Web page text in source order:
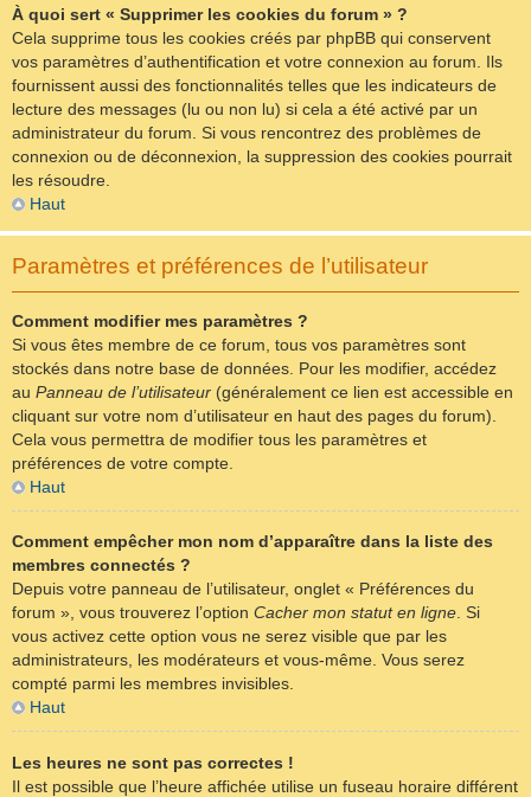
À quoi sert « Supprimer les cookies du forum » ?
Cela supprime tous les cookies créés par phpBB qui conservent
vos paramètres d’authentification et votre connexion au forum. Ils
fournissent aussi des fonctionnalités telles que les indicateurs de
lecture des messages (lu ou non lu) si cela a été activé par un
administrateur du forum. Si vous rencontrez des problèmes de
connexion ou de déconnexion, la suppression des cookies pourrait
les résoudre.
Haut
Paramètres et préférences de l’utilisateur
Comment modifier mes paramètres ?
Si vous êtes membre de ce forum, tous vos paramètres sont
stockés dans notre base de données. Pour les modifier, accédez
au Panneau de l’utilisateur (généralement ce lien est accessible en
cliquant sur votre nom d’utilisateur en haut des pages du forum).
Cela vous permettra de modifier tous les paramètres et
préférences de votre compte.
Haut
Comment empêcher mon nom d’apparaître dans la liste des
membres connectés ?
Depuis votre panneau de l’utilisateur, onglet « Préférences du
forum », vous trouverez l’option Cacher mon statut en ligne. Si
vous activez cette option vous ne serez visible que par les
administrateurs, les modérateurs et vous-même. Vous serez
compté parmi les membres invisibles.
Haut
Les heures ne sont pas correctes !
Il est possible que l’heure affichée utilise un fuseau horaire différent